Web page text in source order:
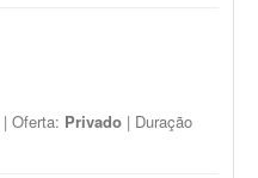
| Oferta: Privado | Duração